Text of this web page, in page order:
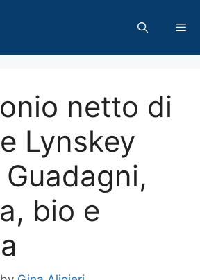
netto di
Lynskey
bio e